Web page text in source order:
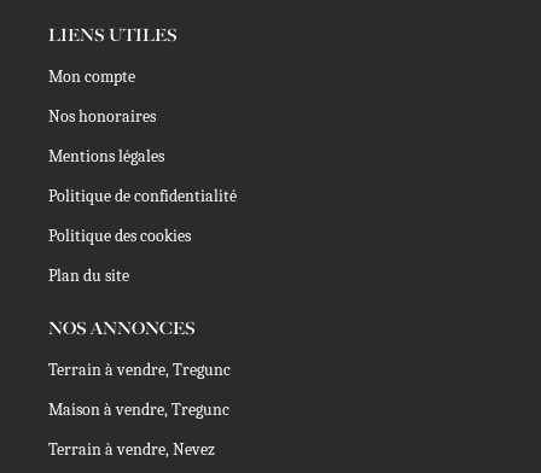
LIENS UTILES
Mon compte
Nos honoraires
Mentions légales
Politique de confidentialité
Politique des cookies
Plan du site
NOS ANNONCES
Terrain à vendre, Tregunc
Maison à vendre, Tregunc
Terrain à vendre, Nevez